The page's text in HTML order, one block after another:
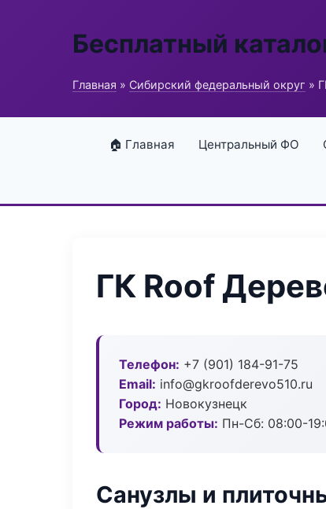
Бесплатный
Главная » Сибирский федеральный округ »
🏠 Главная Центральный ФО
ГК Roof
Телефон: +7 (901) 184-91-75
Email: info@gkroofderevo510.ru
Город: Новокузнецк
Режим работы: Пн-Сб: 08:00-
Санузлы и